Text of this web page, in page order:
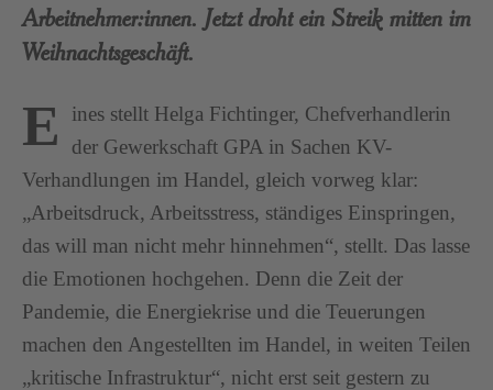
Arbeitnehmer:innen. Jetzt droht ein Streik mitten im
Weihnachtsgeschäft.
E
ines stellt Helga Fichtinger, Chefverhandlerin
der Gewerkschaft GPA in Sachen KV-
Verhandlungen im Handel, gleich vorweg klar:
„Arbeitsdruck, Arbeitsstress, ständiges Einspringen,
das will man nicht mehr hinnehmen“, stellt. Das lasse
die Emotionen hochgehen. Denn die Zeit der
Pandemie, die Energiekrise und die Teuerungen
machen den Angestellten im Handel, in weiten Teilen
„kritische Infrastruktur“, nicht erst seit gestern zu